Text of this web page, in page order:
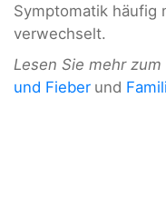
Symptomatik häufig
verwechselt.
Lesen Sie mehr
und Fieber und